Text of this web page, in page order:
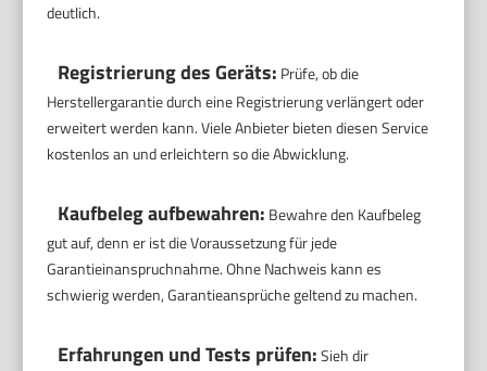
deutlich.
Registrierung des Geräts: Prüfe, ob die
Herstellergarantie durch eine Registrierung verlängert oder
erweitert werden kann. Viele Anbieter bieten diesen Service
kostenlos an und erleichtern so die Abwicklung.
Kaufbeleg aufbewahren: Bewahre den Kaufbeleg
gut auf, denn er ist die Voraussetzung für jede
Garantieinanspruchnahme. Ohne Nachweis kann es
schwierig werden, Garantieansprüche geltend zu machen.
Erfahrungen und Tests prüfen:Sieh dir